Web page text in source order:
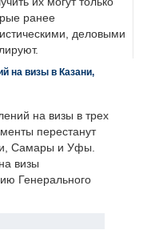
ранее
деловыми
на визы в Казани,
на визы в трех
перестанут
Самары и Уфы.
визы
Генерального